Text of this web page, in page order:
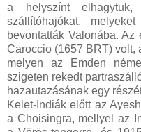
a helyszínt
szállítóhajókat,
bevontatták Valonába.
Caroccio (1657 BRT) volt,
melyen az Emden
szigeten rekedt
hazautazásának egy
Kelet-Indiák előtt az
a Choisingra, mellyel az